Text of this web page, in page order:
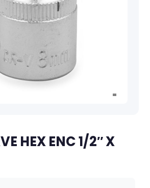
HEX ENC 1/2″ X